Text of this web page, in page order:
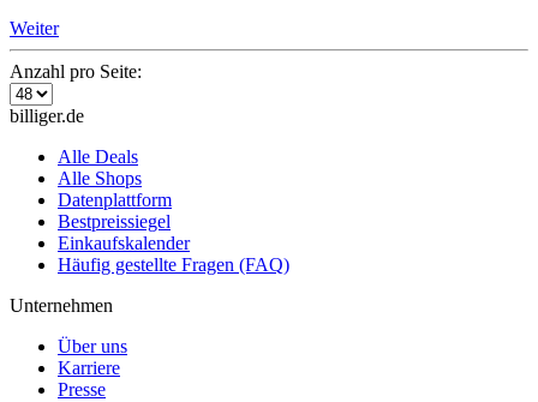
Weiter
Anzahl pro Seite:
billiger.de
Alle Deals
Alle Shops
Datenplattform
Bestpreissiegel
Einkaufskalender
Häufig gestellte Fragen (FAQ)
Unternehmen
Über uns
Karriere
Presse